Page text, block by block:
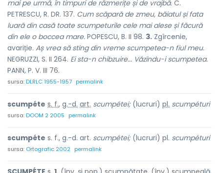
mai pe urmă, în timpuri de răzmerițe și de vrajbă. C.
PETRESCU, R. DR. 137. Cum scăpară de zmeu, băiatul și fata
luară din casă toate scumpeturile cele mai alese și făcură
din ele o boccea mare. POPESCU, B. II 98. 3. Zgîrcenie,
avariție. Aș vrea să sting din vreme scumpetea-n fiul meu.
NEGRUZZI, S. II 264. Ei sta-n chibzuire... Văzîndu-i scumpetea.
PANN, P. V. III 76.
sursa:DLRLC 1955-1957 permalink
scumpéte s. f., g.-d. art. scumpétei;(lucruri) pl. scumpéturi
sursa:DOOM 2 2005 permalink
scumpéte s. f., g.-d. art. scumpétei;(lucruri) pl. scumpéturi
sursa: Ortografic 2002 permalink